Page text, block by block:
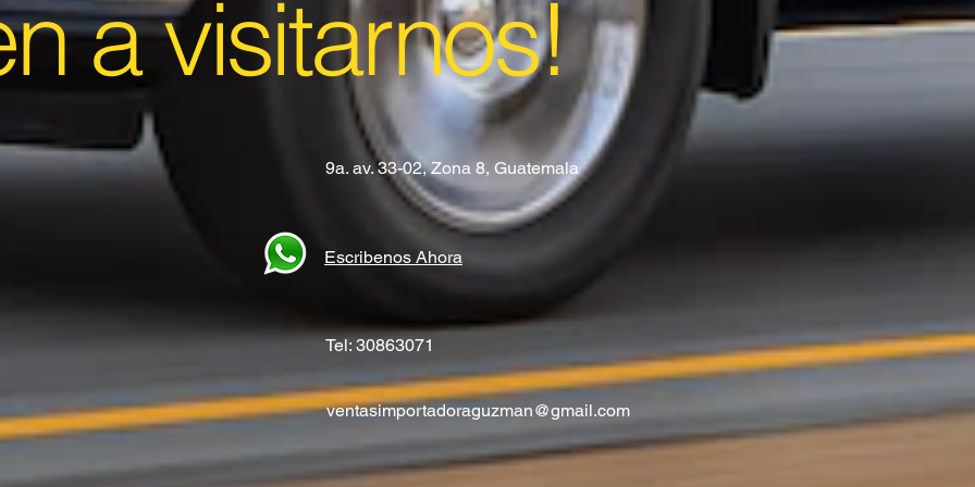
a visitarnos!
9a. av. 33-02, Zona 8, Guatemala
Escribenos Ahora
Tel: 30863071
ventasimportadoraguzman@gmail.com